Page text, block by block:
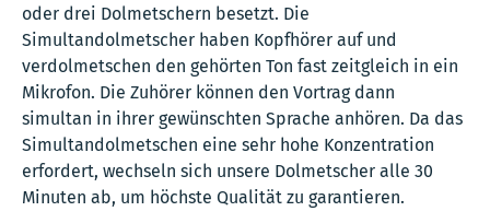
oder drei Dolmetschern besetzt. Die
Simultandolmetscher haben Kopfhörer auf und
verdolmetschen den gehörten Ton fast zeitgleich in ein
Mikrofon. Die Zuhörer können den Vortrag dann
simultan in ihrer gewünschten Sprache anhören. Da das
Simultandolmetschen eine sehr hohe Konzentration
erfordert, wechseln sich unsere Dolmetscher alle 30
Minuten ab, um höchste Qualität zu garantieren.